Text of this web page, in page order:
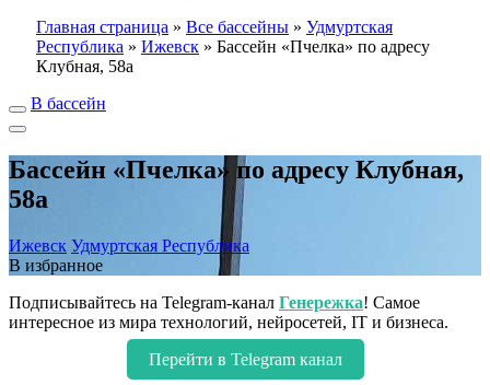
Главная страница » Все бассейны » Удмуртская
Республика » Ижевск » Бассейн «Пчелка» по адресу
Клубная, 58а
В бассейн
Бассейн «Пчелка» по адресу Клубная,
58а
Ижевск Удмуртская Республика
В избранное
Подписывайтесь на Telegram-канал Генережка! Самое
интересное из мира технологий, нейросетей, IT и бизнеса.
Перейти в Telegram канал